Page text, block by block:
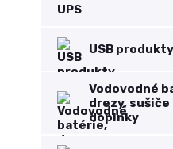
UPS
USB produkty
Vodovodné
drezy, sušiče
doplnky